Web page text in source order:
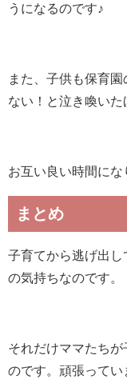
うになるのです♪
また、子供も保育
ない！と泣き喚いた
お互い良い時間にな
まとめ
子育てから逃げ出
の気持ちなのです。
それだけママたち
のです。頑張ってい